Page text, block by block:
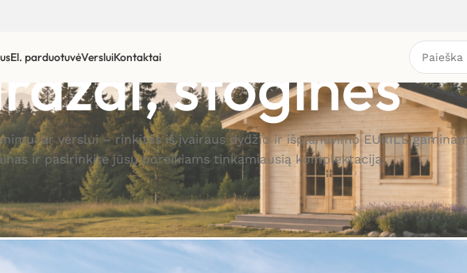
El. parduotuvėVersluiKontaktai stoginės
ar verslui – rinkitės iš įvairaus dydžio ir išplanavimo EURILĖ
ir pasirinkite jūsų poreikiams tinkamiausią komplektaciją.